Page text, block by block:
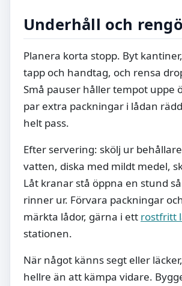
Underhåll och
Planera korta stopp. Byt
tapp och handtag, och rensa
Små pauser håller tempot uppe
par extra packningar i lådan
helt pass.
Efter servering: skölj ur
vatten, diska med mildt medel,
Låt kranar stå öppna en stund
rinner ur. Förvara packningar
märkta lådor, gärna i ett rostfritt
stationen.
När något känns segt eller
hellre än att kämpa vidare.